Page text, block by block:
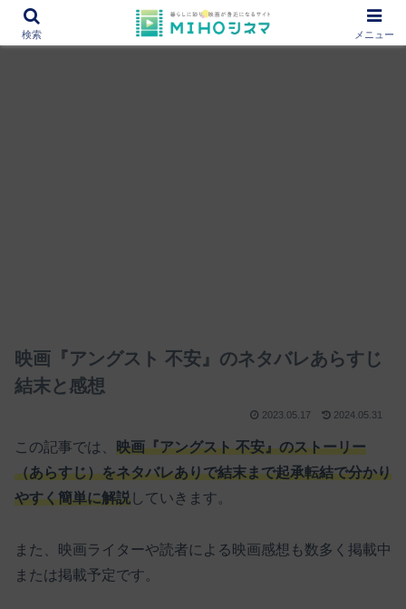
12000作品を紹介！あなたの映画図書館『MIHOシネマ』
映画『アングスト 不安』のネタバレあらすじ
結末と感想
2023.05.17 2024.05.31
この記事では、 映画『アングスト 不安』のストーリー
（あらすじ）をネタバレありで結末まで起承転結で分かり
やすく簡単に解説 していきます。
また、映画ライターや読者による映画感想も数多く掲載中
または掲載予定です。
検索 メニュー